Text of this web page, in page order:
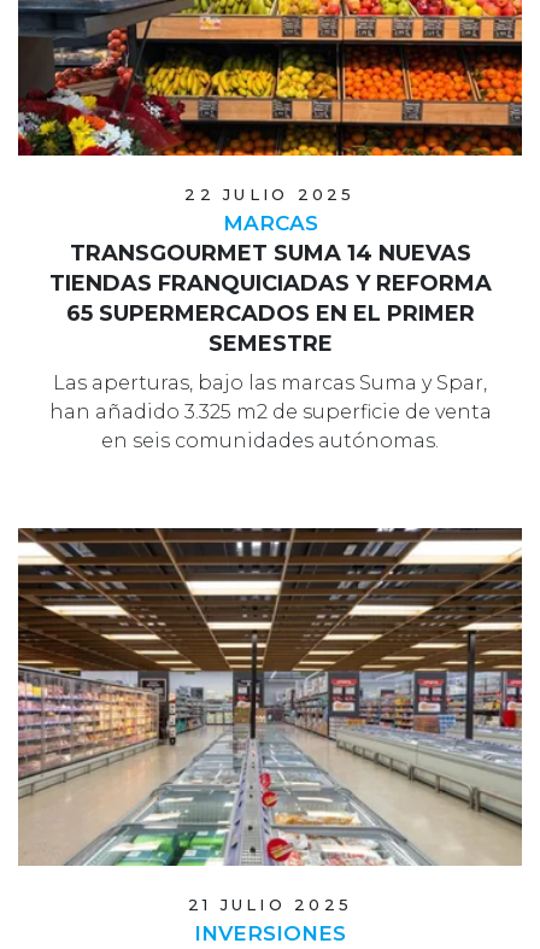
22 JULIO 2025
MARCAS
TRANSGOURMET SUMA 14 NUEVAS
TIENDAS FRANQUICIADAS Y REFORMA
65 SUPERMERCADOS EN EL PRIMER
SEMESTRE
Las aperturas, bajo las marcas Suma y Spar,
han añadido 3.325 m2 de superficie de venta
en seis comunidades autónomas.
21 JULIO 2025
INVERSIONES